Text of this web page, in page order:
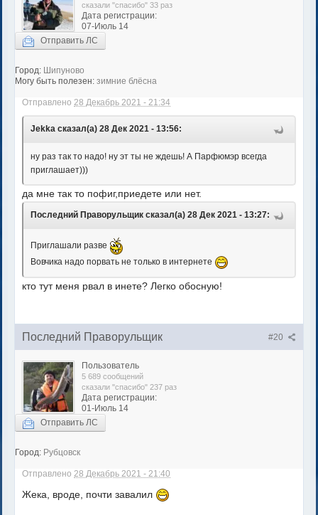
сказали "спасибо" 33 раз
Дата регистрации:
07-Июль 14
Отправить ЛС
Город: Шипуново
Могу быть полезен: зимние блёсна
Отправлено28 Декабрь 2021 - 21:34
Jekka сказал(а) 28 Дек 2021 - 13:56:
ну раз так то надо! ну эт ты не ждешь! А Парфюмэр всегда
приглашает)))
да мне так то пофиг,приедете или нет.
Последний Праворульщик сказал(а) 28 Дек 2021 - 13:27:
Приглашали разве
Вовчика надо порвать не только в интернете
кто тут меня рвал в инете? Легко обосную!
#20
Последний Праворульщик
Пользователь
5 689 сообщений
сказали "спасибо" 237 раз
Дата регистрации:
01-Июль 14
Отправить ЛС
Город: Рубцовск
Отправлено28 Декабрь 2021 - 21:40
Жека, вроде, почти завалил